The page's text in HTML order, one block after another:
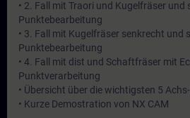
• 2. Fall mit Traori und Kugelfräser und
Punktebearbeitung
• 3. Fall mit Kugelfräser senkrecht und
Punktebearbeitung
• 4. Fall mit dist und Schaftfräser mit
Punktverarbeitung
• Übersicht über die wichtigsten 5
• Kurze Demostration von NX CAM